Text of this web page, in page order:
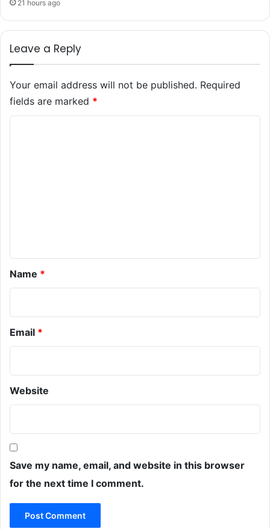
21 hours ago
Leave a Reply
Your email address will not be published. Required
fields are marked *
Name *
Email *
Website
Save my name, email, and website in this browser
for the next time I comment.